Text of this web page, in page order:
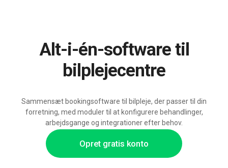
Opret gratis konto
Alt-i-én-software til
bilplejecentre
Sammensæt bookingsoftware til bilpleje, der passer til din
forretning, med moduler til at konfigurere behandlinger,
arbejdsgange og integrationer efter behov.